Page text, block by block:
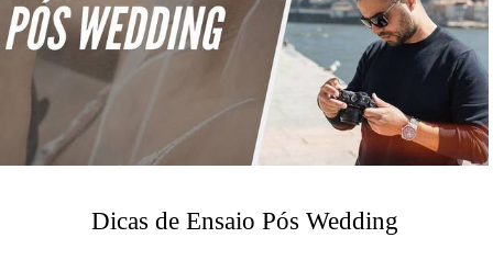
Dicas de Ensaio Pós Wedding